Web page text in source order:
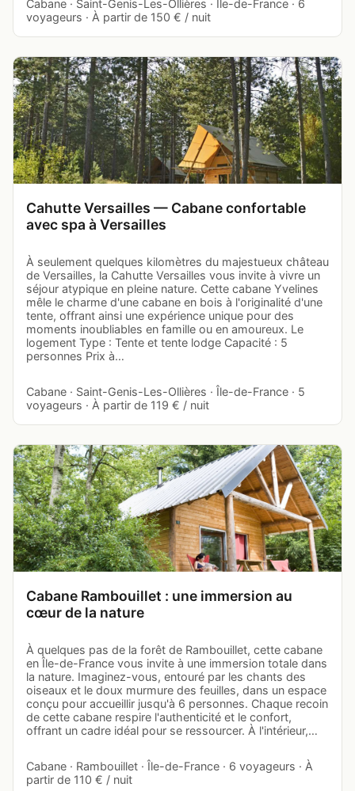
Cabane · Saint-Genis-Les-Ollières · Île-de-France · 6
voyageurs · À partir de 150 € / nuit
Cahutte Versailles — Cabane confortable
avec spa à Versailles
À seulement quelques kilomètres du majestueux château
de Versailles, la Cahutte Versailles vous invite à vivre un
séjour atypique en pleine nature. Cette cabane Yvelines
mêle le charme d'une cabane en bois à l'originalité d'une
tente, offrant ainsi une expérience unique pour des
moments inoubliables en famille ou en amoureux. Le
logement Type : Tente et tente lodge Capacité : 5
personnes Prix à…
Cabane · Saint-Genis-Les-Ollières · Île-de-France · 5
voyageurs · À partir de 119 € / nuit
Cabane Rambouillet : une immersion au
cœur de la nature
À quelques pas de la forêt de Rambouillet, cette cabane
en Île-de-France vous invite à une immersion totale dans
la nature. Imaginez-vous, entouré par les chants des
oiseaux et le doux murmure des feuilles, dans un espace
conçu pour accueillir jusqu'à 6 personnes. Chaque recoin
de cette cabane respire l'authenticité et le confort,
offrant un cadre idéal pour se ressourcer. À l'intérieur,…
Cabane · Rambouillet · Île-de-France · 6 voyageurs · À
partir de 110 € / nuit